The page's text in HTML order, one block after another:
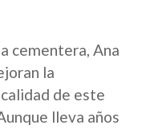
cementera, Ana
la
de este
lleva años